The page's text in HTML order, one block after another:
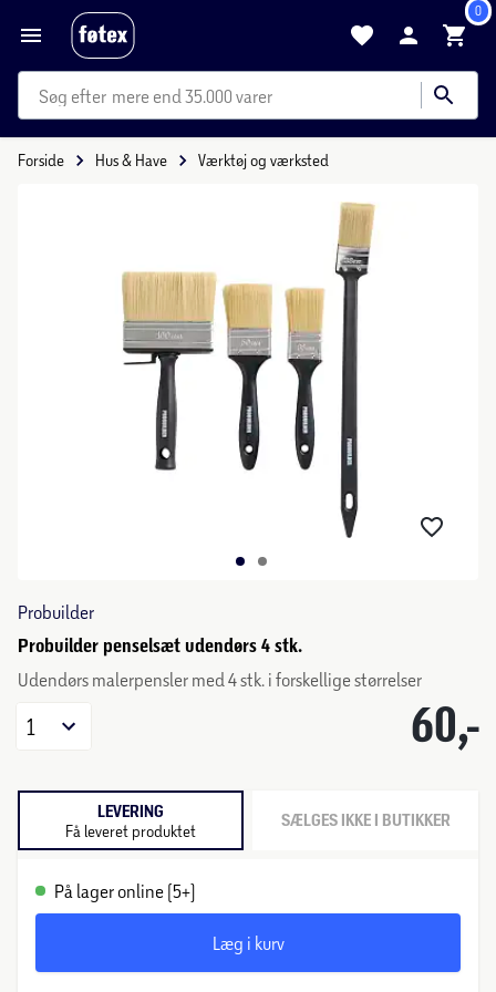
0
mere end 35.000 varer
Forside Hus & Have Værktøj og værksted
Probuilder
Probuilder penselsæt udendørs 4 stk.
Udendørs malerpensler med 4 stk. i forskellige størrelser
60,-
1
LEVERING
Få leveret produktet SÆLGES IKKE I BUTIKKER
På lager online (5+)
Læg i kurv